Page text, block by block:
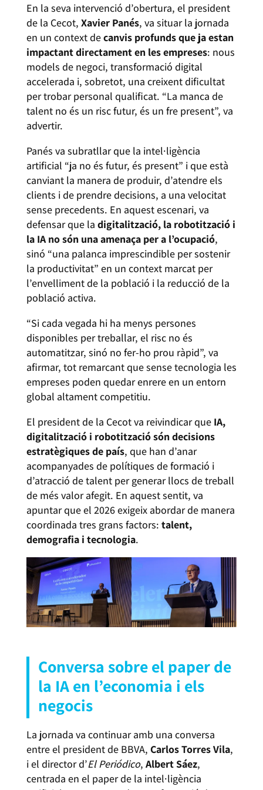
En la seva intervenció d’obertura, el president
de la Cecot, Xavier Panés, va situar la jornada
en un context decanvis profunds que ja estan
impactant directament en les empreses: nous
models de negoci, transformació digital
accelerada i, sobretot, una creixent dificultat
per trobar personal qualificat. “La manca de
talent no és un risc futur, és un fre present”, va
advertir.
Panés va subratllar que la intel·ligència
artificial “ja no és futur, és present” i que està
canviant la manera de produir, d’atendre els
clients i de prendre decisions, a una velocitat
sense precedents. En aquest escenari, va
defensar que la digitalització, la robotització i
la IA no són una amenaça per a l’ocupació,
sinó “una palanca imprescindible per sostenir
la productivitat” en un context marcat per
l’envelliment de la població i la reducció de la
població activa.
“Si cada vegada hi ha menys persones
disponibles per treballar, el risc no és
automatitzar, sinó no fer-ho prou ràpid”, va
afirmar, tot remarcant que sense tecnologia les
empreses poden quedar enrere en un entorn
global altament competitiu.
El president de la Cecot va reivindicar que IA,
digitalització i robotització són decisions
estratègiques de país, que han d’anar
acompanyades de polítiques de formació i
d’atracció de talent per generar llocs de treball
de més valor afegit. En aquest sentit, va
apuntar que el 2026 exigeix abordar de manera
coordinada tres grans factors: talent,
demografia i tecnologia.
Conversa sobre el paper de
la IA en l’economia i els
negocis
La jornada va continuar amb una conversa
entre el president de BBVA, Carlos Torres Vila,
i el director d’El Periódico, Albert Sáez,
centrada en el paper de la intel·ligència